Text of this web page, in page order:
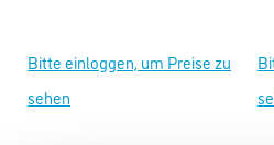
Bitte einloggen, um Preise zu
sehen